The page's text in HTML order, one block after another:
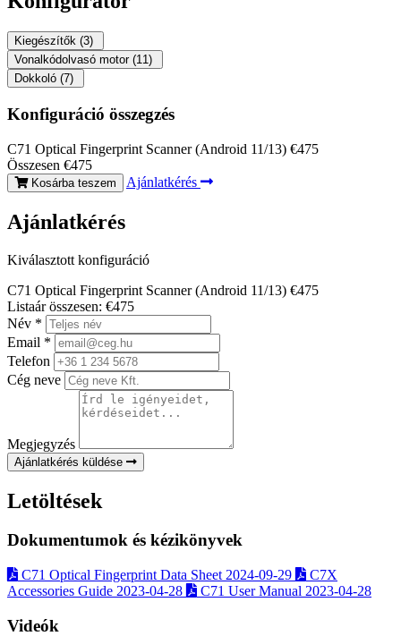
Kiegészítők (3)
Vonalkódolvasó motor (11)
Dokkoló (7)
Konfiguráció összegzés
C71 Optical Fingerprint Scanner (Android 11/13) €475
Összesen €475
Kosárba teszem Ajánlatkérés
Ajánlatkérés
Kiválasztott konfiguráció
C71 Optical Fingerprint Scanner (Android 11/13) €475
Listaár összesen: €475
Név *
Email *
Telefon
Cég neve
Megjegyzés
Ajánlatkérés küldése
Letöltések
Dokumentumok és kézikönyvek
C71 Optical Fingerprint Data Sheet 2024-09-29
C7X
Accessories Guide 2023-04-28 C71 User Manual 2023-04-28
Videók